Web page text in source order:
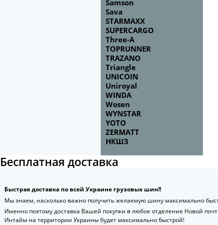
Samson
Sava
STARMAXX
SUPERCARGO
Three-A
TOPRUNNER
TRAZANO
Triangle
UNICOIN
Uniroyal
WINDA
Wosen
WYNSTAR
YOTO
ZERMATT
НКШЗ
Бесплатная доставка
Быстрая доставка по всей Украине грузовых шин!!
Мы знаем, насколько важно получить желаемую шину максимально
Именно поэтому доставка Вашей покупки в любое отделение Новой
Интайм на территории Украины будет максимально быстрой!